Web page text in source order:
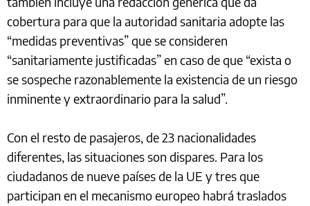
cobertura para que la autoridad sanitaria adopte las
“medidas preventivas” que se consideren
“sanitariamente justificadas” en caso de que “exista o
se sospeche razonablemente la existencia de un riesgo
inminente y extraordinario para la salud”.
Con el resto de pasajeros, de 23 nacionalidades
diferentes, las situaciones son dispares. Para los
ciudadanos de nueve países de la UE y tres que
participan en el mecanismo europeo habrá traslados